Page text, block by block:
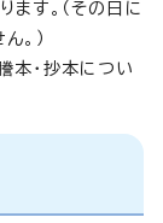
す。（その日に
。）
本・抄本につい